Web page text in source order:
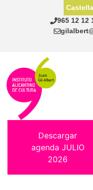
965 12 12
Descargar
agenda JULIO
2026